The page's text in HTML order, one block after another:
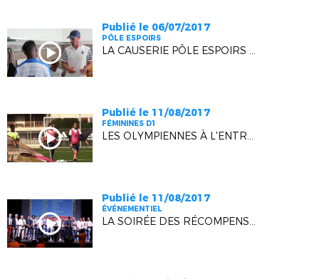
Publié le 06/07/2017
PÔLE ESPOIRS
LA CAUSERIE PÔLE ESPOIRS - NICE U15
Publié le 11/08/2017
FÉMININES D1
LES OLYMPIENNES À L'ENTRAINEMENT
Publié le 11/08/2017
ÉVÉNEMENTIEL
LA SOIRÉE DES RÉCOMPENSES SE MET EN SEYNE !